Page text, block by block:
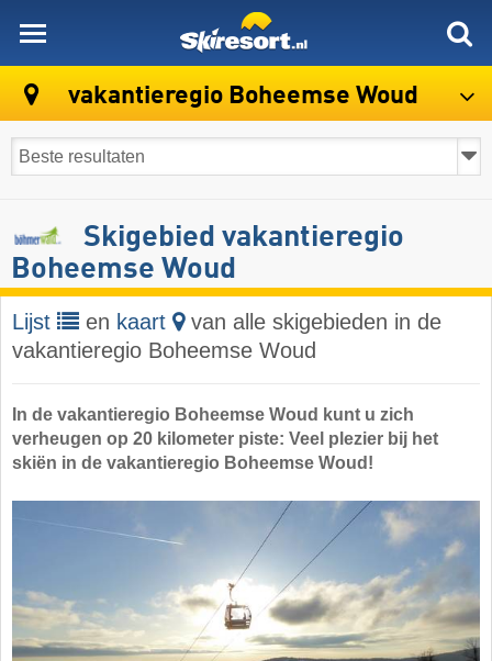
vakantieregio Boheemse Woud
Skigebied vakantieregio
Boheemse Woud
Lijst en kaart
van alle skigebieden in de
vakantieregio Boheemse Woud
In de vakantieregio Boheemse Woud kunt u zich
verheugen op 20 kilometer piste: Veel plezier bij het
skiën in de vakantieregio Boheemse Woud!